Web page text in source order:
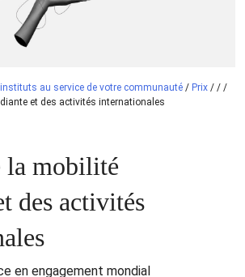
au service de votre communauté / Prix / / /
et des activités internationales
la mobilité
des activités
en engagement mondial